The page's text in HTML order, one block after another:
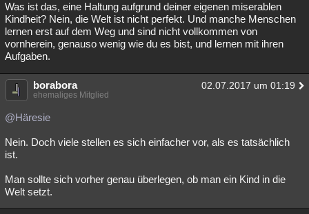
Was ist das, eine Haltung aufgrund deiner eigenen miserablen
Kindheit? Nein, die Welt ist nicht perfekt. Und manche Menschen
lernen erst auf dem Weg und sind nicht vollkommen von
vornherein, genauso wenig wie du es bist, und lernen mit ihren
Aufgaben.
borabora 02.07.2017 um 01:19
ehemaliges Mitglied
@Häresie
Nein. Doch viele stellen es sich einfacher vor, als es tatsächlich
ist.
Man sollte sich vorher genau überlegen, ob man ein Kind in die
Welt setzt.